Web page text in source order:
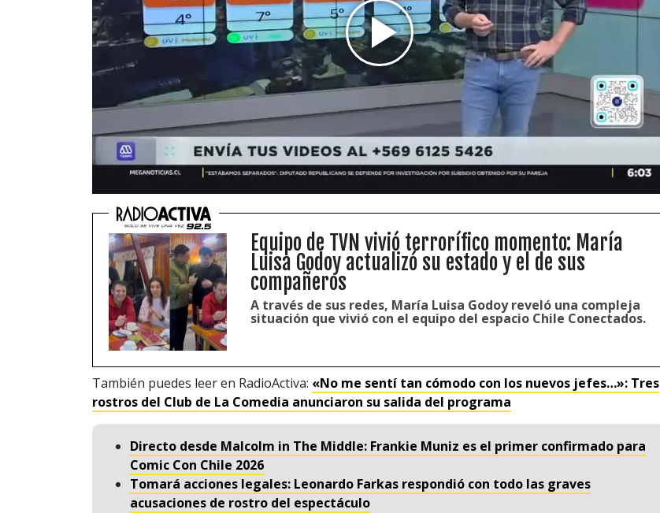
Equipo de TVN vivió terrorífico momento: María
Luisa Godoy actualizó su estado y el de sus
compañeros
A través de sus redes, María Luisa Godoy reveló una compleja
situación que vivió con el equipo del espacio Chile Conectados.
También puedes leer en RadioActiva: «No me sentí tan cómodo con los nuevos jefes…»: Tres
rostros del Club de La Comedia anunciaron su salida del programa
Directo desde Malcolm in The Middle: Frankie Muniz es el primer confirmado para
Comic Con Chile 2026
Tomará acciones legales: Leonardo Farkas respondió con todo las graves
acusaciones de rostro del espectáculo